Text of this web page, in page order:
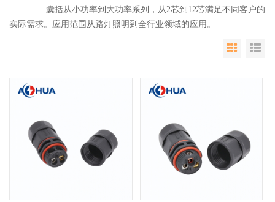
囊括从小功率到大功率系列，从2芯到12芯满足不同客户的
实际需求。应用范围从路灯照明到全行业领域的应用。
Grid